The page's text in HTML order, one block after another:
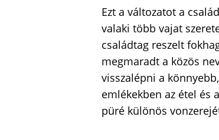
Ezt a változatot a
valaki több vajat
családtag reszelt
megmaradt a közös
visszalépni a
emlékekben az étel és
püré különös